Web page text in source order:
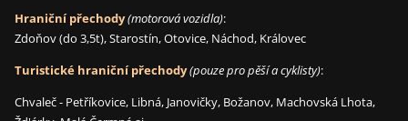
Hraniční přechody(motorová vozidla):
Zdoňov (do 3,5t), Starostín, Otovice, Náchod, Královec
Turistické hraniční přechody(pouze pro pěší a cyklisty):
Chvaleč - Petříkovice, Libná, Janovičky, Božanov, Machovská Lhota,